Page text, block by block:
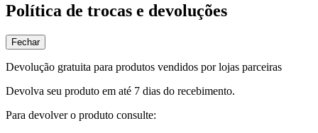
Política de trocas e devoluções
Fechar
Devolução gratuita para produtos vendidos por lojas parceiras
Devolva seu produto em até 7 dias do recebimento.
Para devolver o produto consulte: